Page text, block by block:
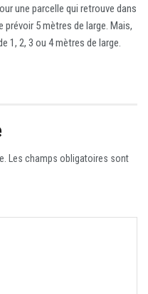
une parcelle qui retrouve dans
prévoir 5 mètres de large. Mais,
1, 2, 3 ou 4 mètres de large.
Les champs obligatoires sont